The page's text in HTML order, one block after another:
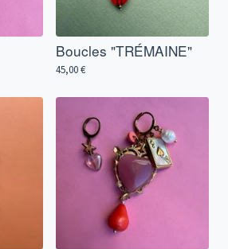
Boucles "TRÉMAINE"
45,00€